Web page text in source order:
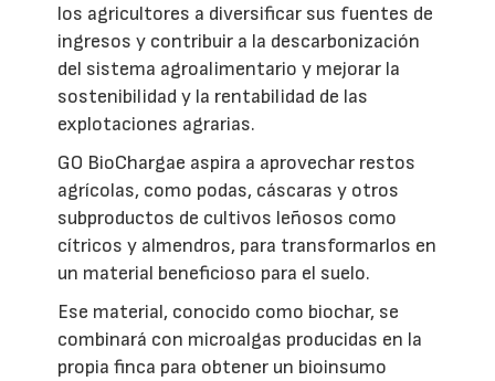
los agricultores a diversificar sus fuentes de
ingresos y contribuir a la descarbonización
del sistema agroalimentario y mejorar la
sostenibilidad y la rentabilidad de las
explotaciones agrarias.
GO BioChargae aspira a aprovechar restos
agrícolas, como podas, cáscaras y otros
subproductos de cultivos leñosos como
cítricos y almendros, para transformarlos en
un material beneficioso para el suelo.
Ese material, conocido como biochar, se
combinará con microalgas producidas en la
propia finca para obtener un bioinsumo